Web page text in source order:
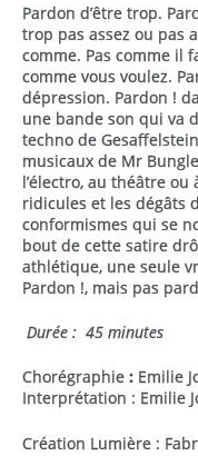
Pardon d’être trop.
trop pas assez ou pas
comme. Pas comme il
comme vous voulez.
dépression. Pardon !
une bande son qui va
techno de
musicaux de Mr
l’électro, au théâtre
ridicules et les dégâts
conformismes qui se
bout de cette satire
athlétique, une seule
Pardon !, mais pas
Durée : 45 minutes
Chorégraphie : Emilie
Interprétation : Emilie
Création Lumière :